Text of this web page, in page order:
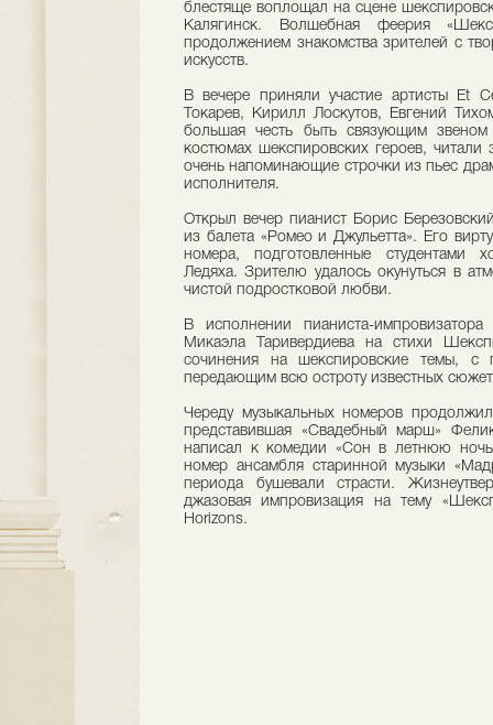
блестяще воплощал на сцене
Калягинск. Волшебная феерия
продолжением знакомства зрителей с
искусств.
В вечере приняли участие артисты Et
Токарев, Кирилл Лоскутов, Евгений
большая честь быть связующим
костюмах шекспировских героев,
очень напоминающие строчки из пьес
исполнителя.
Открыл вечер пианист Борис
из балета «Ромео и Джульетта». Его
номера, подготовленные студентами
Ледяха. Зрителю удалось окунуться в
чистой подростковой любви.
В исполнении пианиста-
Микаэла Таривердиева на стихи
сочинения на шекспировские темы,
передающим всю остроту известных
Череду музыкальных номеров
представившая «Свадебный марш»
написал к комедии «Сон в летнюю
номер ансамбля старинной музыки
периода бушевали страсти.
джазовая импровизация на тему
Horizons.